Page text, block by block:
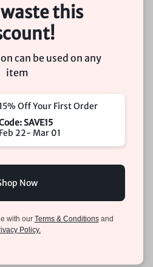
this
can be used on any
item
15% Off Your First Order
SAVE15
Feb 22- Mar 01
Now
with our Terms & Conditionsand
Policy.